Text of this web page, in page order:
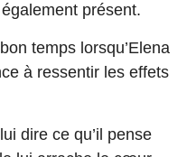
présent.
temps lorsqu’Elena
à ressentir les effets
dire ce qu’il pense